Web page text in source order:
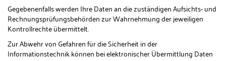
Gegebenenfalls werden Ihre Daten an die zuständigen Aufsichts- und
Rechnungsprüfungsbehörden zur Wahrnehmung der jeweiligen
Kontrollrechte übermittelt.
Zur Abwehr von Gefahren für die Sicherheit in der
Informationstechnik können bei elektronischer Übermittlung Daten